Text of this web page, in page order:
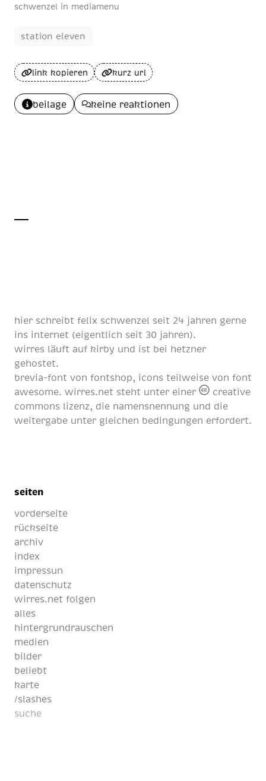
schwenzel in mediamenu
station eleven
link kopieren kurz url
beilage keine reaktionen
hier schreibt felix schwenzel seit 24 jahren gerne
ins internet (eigentlich seit 30 jahren).
wirres läuft auf kirby und ist bei hetzner
gehostet.
brevia-font von fontshop, icons teilweise von font
awesome. wirres.net steht unter einer
creative
commons lizenz, die namensnennung und die
weitergabe unter gleichen bedingungen erfordert.
seiten
vorderseite
rückseite
archiv
index
impressun
datenschutz
wirres.net folgen
alles
hintergrundrauschen
medien
bilder
beliebt
karte
/slashes